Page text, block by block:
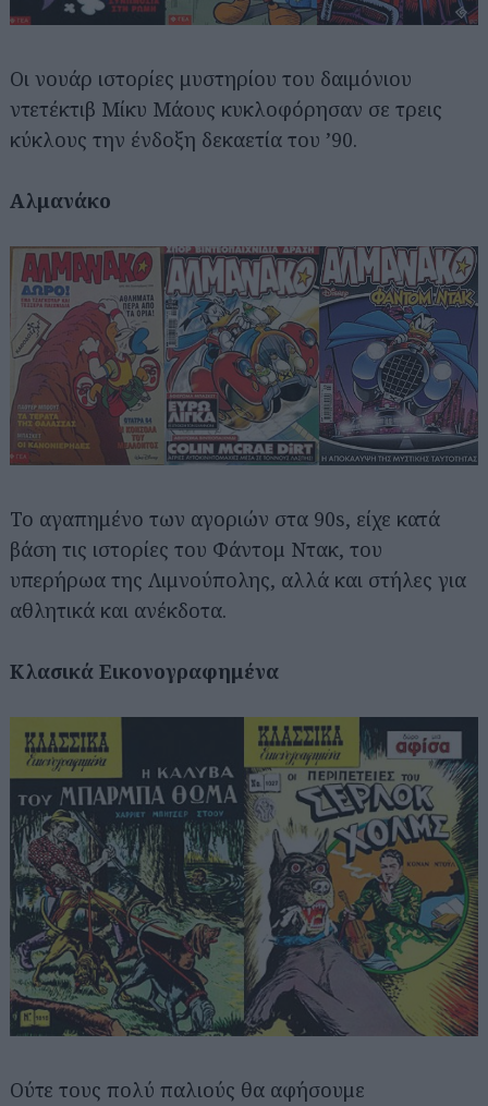
Οι νουάρ ιστορίες μυστηρίου του δαιμόνιου
ντετέκτιβ Μίκυ Μάους κυκλοφόρησαν σε τρεις
κύκλους την ένδοξη δεκαετία του ’90.
Αλμανάκο
Το αγαπημένο των αγοριών στα 90s, είχε κατά
βάση τις ιστορίες του Φάντομ Ντακ, του
υπερήρωα της Λιμνούπολης, αλλά και στήλες για
αθλητικά και ανέκδοτα.
Κλασικά Εικονογραφημένα
Ούτε τους πολύ παλιούς θα αφήσουμε